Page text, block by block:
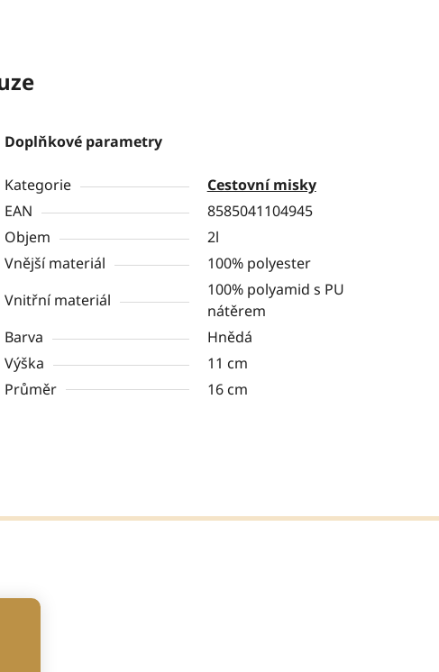
Doplňkové parametry
Kategorie
Cestovní misky
EAN
8585041104945
Objem
2l
Vnější materiál
100% polyester
Vnitřní materiál
100% polyamid s PU
nátěrem
Barva
Hnědá
Výška
11 cm
Průměr
16 cm